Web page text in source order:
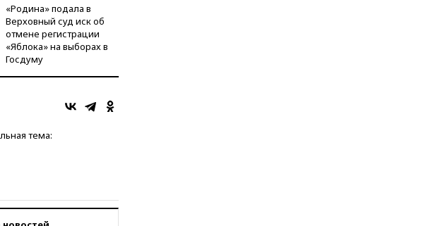
«Родина» подала в
Верховный суд иск об
отмене регистрации
«Яблока» на выборах в
Госдуму
тема: